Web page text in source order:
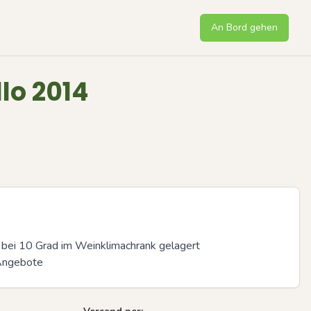
An Bord gehen
2014
10 Grad im Weinklimachrank gelagert